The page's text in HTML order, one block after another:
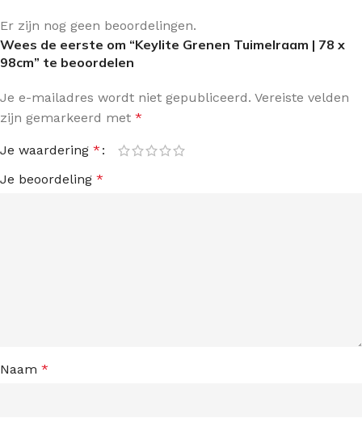
Er zijn nog geen beoordelingen.
Wees de eerste om “Keylite Grenen Tuimelraam | 78 x
98cm” te beoordelen
Je e-mailadres wordt niet gepubliceerd. Vereiste velden
zijn gemarkeerd met *
Je waardering *
Je beoordeling *
Naam *